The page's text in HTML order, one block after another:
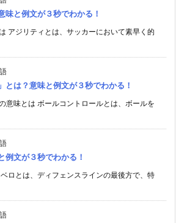
味と例文が３秒でわかる！
アジリティとは、サッカーにおいて素早く的
とは？意味と例文が３秒でわかる！
意味とは ボールコントロールとは、ボールを
例文が３秒でわかる！
ベロとは、ディフェンスラインの最後方で、特